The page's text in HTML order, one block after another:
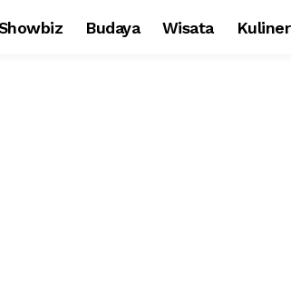
Budaya Wisata Kuliner